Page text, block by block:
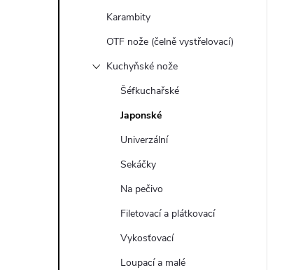
Karambity
OTF nože (čelně vystřelovací)
Kuchyňské nože
Šéfkuchařské
Japonské
Univerzální
Sekáčky
Na pečivo
Filetovací a plátkovací
Vykosťovací
Loupací a malé